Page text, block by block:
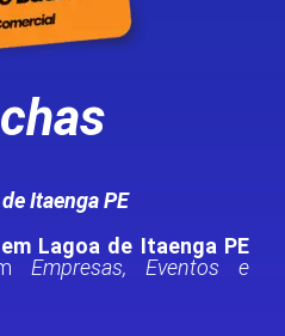
Itaenga PE
Lagoa de Itaenga PE
Empresas, Eventos e